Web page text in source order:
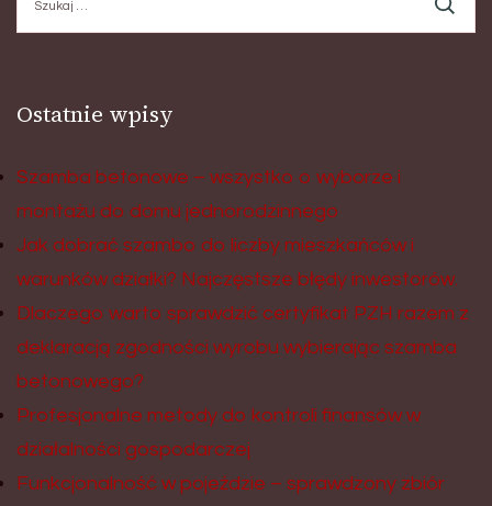
Ostatnie wpisy
Szamba betonowe – wszystko o wyborze i
montażu do domu jednorodzinnego
Jak dobrać szambo do liczby mieszkańców i
warunków działki? Najczęstsze błędy inwestorów.
Dlaczego warto sprawdzić certyfikat PZH razem z
deklaracją zgodności wyrobu wybierając szamba
betonowego?
Profesjonalne metody do kontroli finansów w
działalności gospodarczej
Funkcjonalność w pojeździe – sprawdzony zbiór